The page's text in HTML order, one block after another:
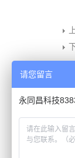
请您留言
永同昌科技